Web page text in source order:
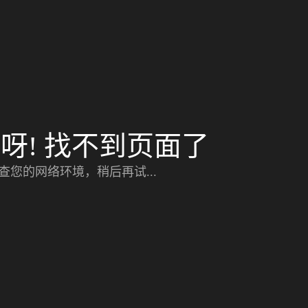
! 找不到页面了
您的网络环境，稍后再试...